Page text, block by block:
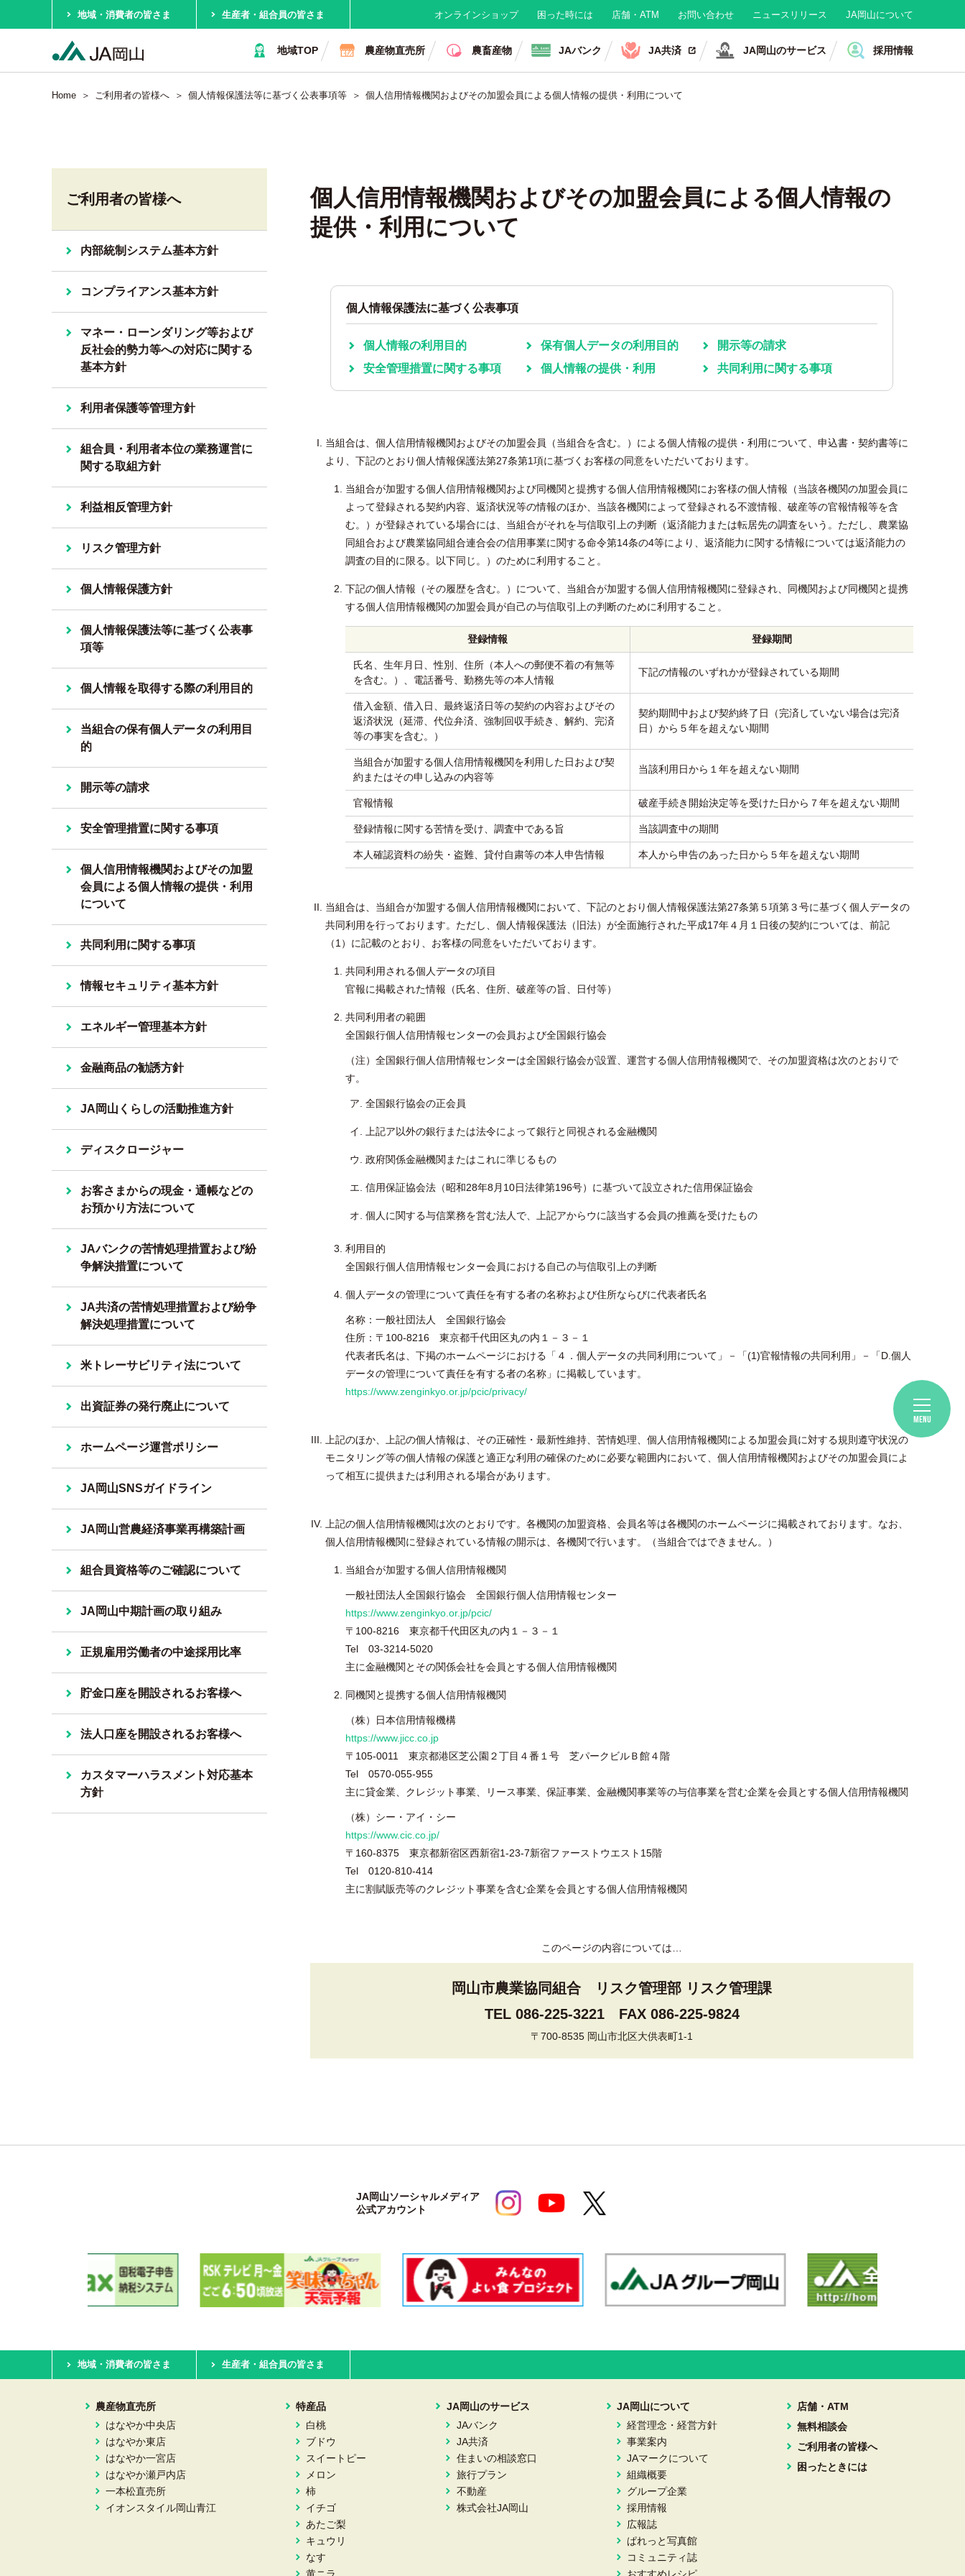
地域・消費者の皆さま 生産者・組合員の皆さま オンラインショップ 困った時には 店舗・ATM お問い合わせ ニュースリリース JA岡山について
地域TOP 農産物直売所 農畜産物 JAバンク JA共済 JA岡山のサービス 採用情報
MENU
Home ご利用者の皆様へ 個人情報保護法等に基づく公表事項等 個人信用情報機関およびその加盟会員による個人情報の提供・利用について
個人信用情報機関およびその加盟会員による個人情報の
提供・利用について
個人情報保護法に基づく公表事項
個人情報の利用目的 保有個人データの利用目的
開示等の請求
安全管理措置に関する事項
個人情報の提供・利用 共同利用に関する事項
当組合は、個人信用情報機関およびその加盟会員（当組合を含む。）による個人情報の提供・利用について、申込書・契約書等に
より、下記のとおり個人情報保護法第27条第1項に基づくお客様の同意をいただいております。
当組合が加盟する個人信用情報機関および同機関と提携する個人信用情報機関にお客様の個人情報（当該各機関の加盟会員に
よって登録される契約内容、返済状況等の情報のほか、当該各機関によって登録される不渡情報、破産等の官報情報等を含
む。）が登録されている場合には、当組合がそれを与信取引上の判断（返済能力または転居先の調査をいう。ただし、農業協
同組合および農業協同組合連合会の信用事業に関する命令第14条の4等により、返済能力に関する情報については返済能力の
調査の目的に限る。以下同じ。）のために利用すること。
下記の個人情報（その履歴を含む。）について、当組合が加盟する個人信用情報機関に登録され、同機関および同機関と提携
する個人信用情報機関の加盟会員が自己の与信取引上の判断のために利用すること。
登録情報 登録期間
氏名、生年月日、性別、住所（本人への郵便不着の有無等
を含む。）、電話番号、勤務先等の本人情報
下記の情報のいずれかが登録されている期間
借入金額、借入日、最終返済日等の契約の内容およびその
返済状況（延滞、代位弁済、強制回収手続き、解約、完済
等の事実を含む。）
契約期間中および契約終了日（完済していない場合は完済
日）から５年を超えない期間
当組合が加盟する個人信用情報機関を利用した日および契
約またはその申し込みの内容等
当該利用日から１年を超えない期間
官報情報 破産手続き開始決定等を受けた日から７年を超えない期間
登録情報に関する苦情を受け、調査中である旨 当該調査中の期間
本人確認資料の紛失・盗難、貸付自粛等の本人申告情報 本人から申告のあった日から５年を超えない期間
当組合は、当組合が加盟する個人信用情報機関において、下記のとおり個人情報保護法第27条第５項第３号に基づく個人データの
共同利用を行っております。ただし、個人情報保護法（旧法）が全面施行された平成17年４月１日後の契約については、前記
（1）に記載のとおり、お客様の同意をいただいております。
共同利用される個人データの項目
官報に掲載された情報（氏名、住所、破産等の旨、日付等）
共同利用者の範囲
全国銀行個人信用情報センターの会員および全国銀行協会
（注）全国銀行個人信用情報センターは全国銀行協会が設置、運営する個人信用情報機関で、その加盟資格は次のとおりで
す。
全国銀行協会の正会員
上記ア以外の銀行または法令によって銀行と同視される金融機関
政府関係金融機関またはこれに準じるもの
信用保証協会法（昭和28年8月10日法律第196号）に基づいて設立された信用保証協会
個人に関する与信業務を営む法人で、上記アからウに該当する会員の推薦を受けたもの
利用目的
全国銀行個人信用情報センター会員における自己の与信取引上の判断
個人データの管理について責任を有する者の名称および住所ならびに代表者氏名
名称：一般社団法人 全国銀行協会
住所：〒100-8216 東京都千代田区丸の内１－３－１
代表者氏名は、下掲のホームページにおける「４．個人データの共同利用について」－「(1)官報情報の共同利用」－「D.個人
データの管理について責任を有する者の名称」に掲載しています。
https://www.zenginkyo.or.jp/pcic/privacy/
上記のほか、上記の個人情報は、その正確性・最新性維持、苦情処理、個人信用情報機関による加盟会員に対する規則遵守状況の
モニタリング等の個人情報の保護と適正な利用の確保のために必要な範囲内において、個人信用情報機関およびその加盟会員によ
って相互に提供または利用される場合があります。
上記の個人信用情報機関は次のとおりです。各機関の加盟資格、会員名等は各機関のホームページに掲載されております。なお、
個人信用情報機関に登録されている情報の開示は、各機関で行います。（当組合ではできません。）
当組合が加盟する個人信用情報機関
一般社団法人全国銀行協会 全国銀行個人信用情報センター
https://www.zenginkyo.or.jp/pcic/
〒100-8216 東京都千代田区丸の内１－３－１
Tel 03-3214-5020
主に金融機関とその関係会社を会員とする個人信用情報機関
同機関と提携する個人信用情報機関
（株）日本信用情報機構
https://www.jicc.co.jp
〒105-0011 東京都港区芝公園２丁目４番１号 芝パークビルＢ館４階
Tel 0570-055-955
主に貸金業、クレジット事業、リース事業、保証事業、金融機関事業等の与信事業を営む企業を会員とする個人信用情報機関
（株）シー・アイ・シー
https://www.cic.co.jp/
〒160-8375 東京都新宿区西新宿1-23-7新宿ファーストウエスト15階
Tel 0120-810-414
主に割賦販売等のクレジット事業を含む企業を会員とする個人信用情報機関
このページの内容については…
岡山市農業協同組合
リスク管理部 リスク管理課
TEL 086-225-3221
FAX 086-225-9824
〒700-8535 岡山市北区大供表町1-1
ご利用者の皆様へ
内部統制システム基本方針
コンプライアンス基本方針
マネー・ローンダリング等および
反社会的勢力等への対応に関する
基本方針
利用者保護等管理方針
組合員・利用者本位の業務運営に
関する取組方針
利益相反管理方針
リスク管理方針
個人情報保護方針
個人情報保護法等に基づく公表事
項等
個人情報を取得する際の利用目的
当組合の保有個人データの利用目
的
開示等の請求
安全管理措置に関する事項
個人信用情報機関およびその加盟
会員による個人情報の提供・利用
について
共同利用に関する事項
情報セキュリティ基本方針
エネルギー管理基本方針
金融商品の勧誘方針
JA岡山くらしの活動推進方針
ディスクロージャー
お客さまからの現金・通帳などの
お預かり方法について
JAバンクの苦情処理措置および紛
争解決措置について
JA共済の苦情処理措置および紛争
解決処理措置について
米トレーサビリティ法について
出資証券の発行廃止について
ホームページ運営ポリシー
JA岡山SNSガイドライン
JA岡山営農経済事業再構築計画
組合員資格等のご確認について
JA岡山中期計画の取り組み
正規雇用労働者の中途採用比率
貯金口座を開設されるお客様へ
法人口座を開設されるお客様へ
カスタマーハラスメント対応基本
方針
JA岡山ソーシャルメディア
公式アカウント
地域・消費者の皆さま 生産者・組合員の皆さま
農産物直売所
はなやか中央店
はなやか東店
はなやか一宮店
はなやか瀬戸内店
一本松直売所
イオンスタイル岡山青江
特産品
白桃
ブドウ
スイートピー
メロン
柿
イチゴ
あたご梨
キュウリ
なす
JA岡山のサービス
JAバンク
JA共済
住まいの相談窓口
旅行プラン
不動産
株式会社JA岡山
JA岡山について
経営理念・経営方針
事業案内
JAマークについて
組織概要
グループ企業
採用情報
広報誌
ぱれっと写真館
コミュニティ誌
店舗・ATM
無料相談会
ご利用者の皆様へ
困ったときには